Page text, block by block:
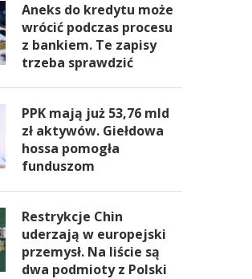
Aneks do kredytu może
wrócić podczas procesu
z bankiem. Te zapisy
trzeba sprawdzić
PPK mają już 53,76 mld
zł aktywów. Giełdowa
hossa pomogła
funduszom
Restrykcje Chin
uderzają w europejski
przemysł. Na liście są
dwa podmioty z Polski